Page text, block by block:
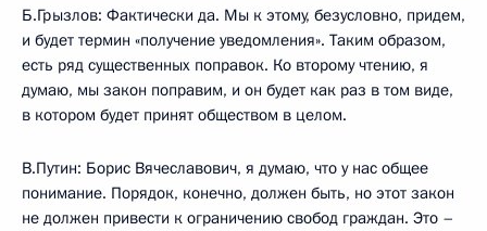
Б.Грызлов: Фактически да. Мы к этому, безусловно, придем,
и будет термин «получение уведомления». Таким образом,
есть ряд существенных поправок. Ко второму чтению, я
думаю, мы закон поправим, и он будет как раз в том виде,
в котором будет принят обществом в целом.
В.Путин: Борис Вячеславович, я думаю, что у нас общее
понимание. Порядок, конечно, должен быть, но этот закон
не должен привести к ограничению свобод граждан. Это –